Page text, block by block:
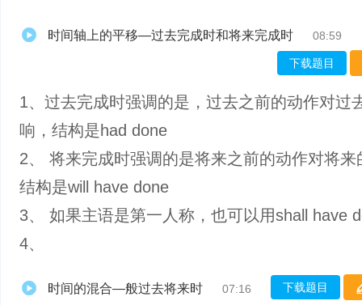
时间轴上的平移—过去完成时和将来完成时 08:59
下载题目
1、过去完成时强调的是，过去之前的动作对过
响，结构是had done
2、 将来完成时强调的是将来之前的动作对将来
结构是will have done
3、 如果主语是第一人称，也可以用shall have
4、
时间的混合—般过去将来时 07:16 下载题目